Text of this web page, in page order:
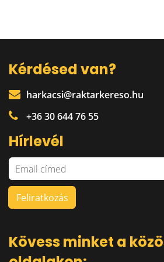
Kérdésed van?
harkacsi@raktarkereso.hu
+36 30 644 76 55
Hírlevél
Kövess minket a